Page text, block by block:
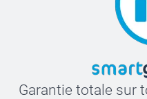
Garantie totale sur